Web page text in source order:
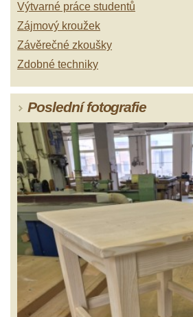
Výtvarné práce studentů
Zájmový kroužek
Závěrečné zkoušky
Zdobné techniky
Poslední fotografie